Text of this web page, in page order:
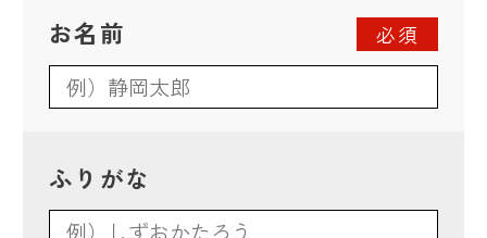
お名前 必須
ふりがな